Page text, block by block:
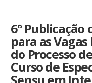
6° Publicação
para as
do Processo
Curso de
Sensu em